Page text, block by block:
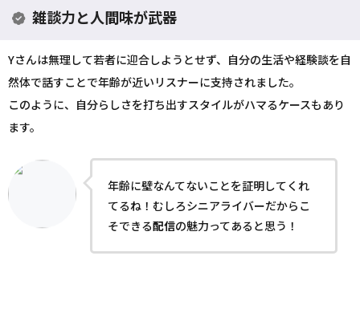
雑談力と人間味が武器
Yさんは無理して若者に迎合しようとせず、自分の生活や経験談を自
然体で話すことで年齢が近いリスナーに支持されました。
このように、自分らしさを打ち出すスタイルがハマるケースもあり
ます。
年齢に壁なんてないことを証明してくれ
てるね！むしろシニアライバーだからこ
そできる配信の魅力ってあると思う！